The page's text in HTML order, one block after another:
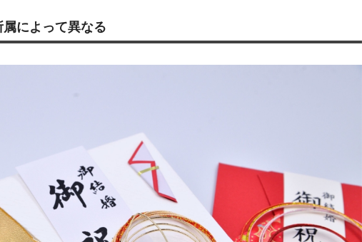
によって異なる